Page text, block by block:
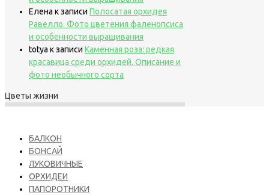
Елена к записи Полосатая орхидея
Равелло. Фото цветения фаленопсиса
и особенности выращивания
totya к записи Каменная роза: редкая
красавица среди орхидей. Описание и
фото необычного сорта
Цветы жизни
БАЛКОН
БОНСАЙ
ЛУКОВИЧНЫЕ
ОРХИДЕИ
ПАПОРОТНИКИ